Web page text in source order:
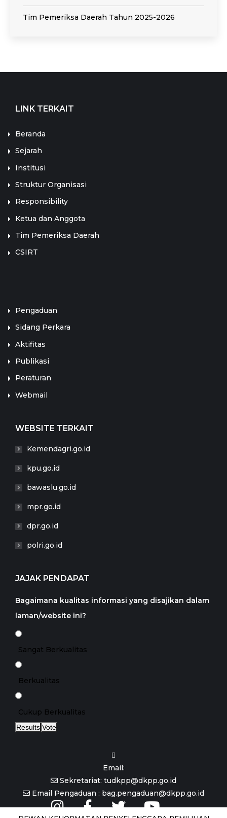
Tim Pemeriksa Daerah Tahun 2025-2026
LINK TERKAIT
Beranda
Sejarah
Institusi
Struktur Organisasi
Responsibility
Ketua dan Anggota
Tim Pemeriksa Daerah
CSIRT
Pengaduan
Sidang Perkara
Aktifitas
Publikasi
Peraturan
Webmail
WEBSITE TERKAIT
Kemendagri.go.id
kpu.go.id
bawaslu.go.id
mpr.go.id
dpr.go.id
polri.go.id
JAJAK PENDAPAT
Bagaimana kualitas informasi yang disajikan dalam
laman/website ini?
Sangat Berkualitas
Berkualitas
Cukup Berkualitas
Results Vote
Email:
Sekretariat: tudkpp@dkpp.go.id
Email Pengaduan : bag.pengaduan@dkpp.go.id